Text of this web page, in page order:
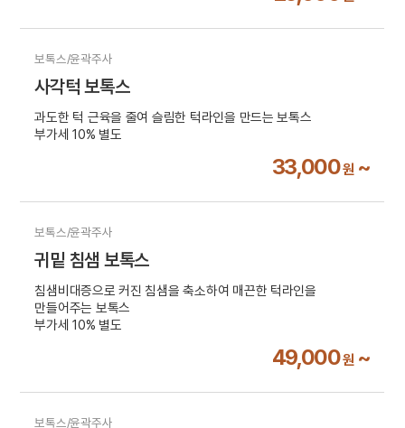
보톡스/윤곽주사
사각턱 보톡스
과도한 턱 근육을 줄여 슬림한 턱라인을 만드는 보톡스
부가세 10% 별도
33,000원 ~
보톡스/윤곽주사
귀밑 침샘 보톡스
침샘비대증으로 커진 침샘을 축소하여 매끈한 턱라인을
만들어주는 보톡스
부가세 10% 별도
49,000원 ~
보톡스/윤곽주사